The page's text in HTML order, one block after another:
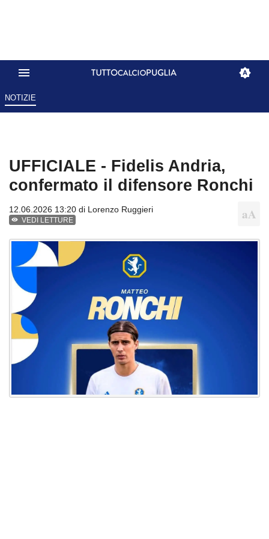
NOTIZIE
UFFICIALE - Fidelis Andria,
confermato il difensore Ronchi
12.06.2026 13:20 di Lorenzo Ruggieri
VEDI LETTURE